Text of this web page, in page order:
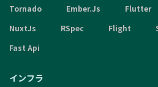
Tornado
Ember.Js Flutter
NuxtJs
RSpec Flight
Fast Api
インフラ